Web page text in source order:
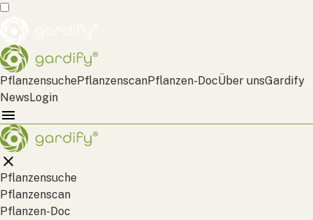
PflanzensuchePflanzenscanPflanzen-DocÜber unsGardify
NewsLogin
Pflanzensuche
Pflanzenscan
Pflanzen-Doc